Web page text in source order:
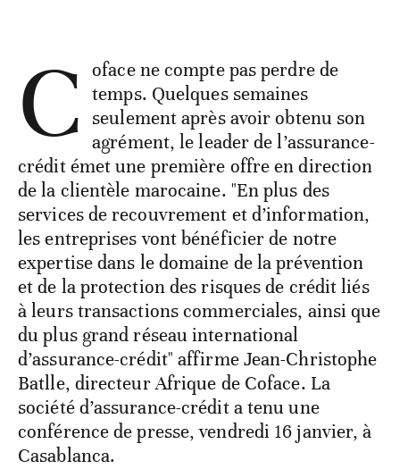
C oface ne compte pas perdre de
temps. Quelques semaines
seulement après avoir obtenu son
agrément, le leader de l’assurance-
crédit émet une première offre en direction
de la clientèle marocaine. "En plus des
services de recouvrement et d’information,
les entreprises vont bénéficier de notre
expertise dans le domaine de la prévention
et de la protection des risques de crédit liés
à leurs transactions commerciales, ainsi que
du plus grand réseau international
d’assurance-crédit" affirme Jean-Christophe
Batlle, directeur Afrique de Coface. La
société d’assurance-crédit a tenu une
conférence de presse, vendredi 16 janvier, à
Casablanca.